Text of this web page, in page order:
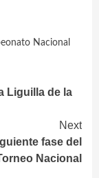
Nacional
Liguilla de la
Next
fase del
Nacional